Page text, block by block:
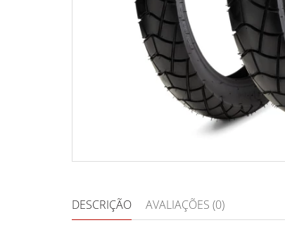
DESCRIÇÃO AVALIAÇÕES (0)